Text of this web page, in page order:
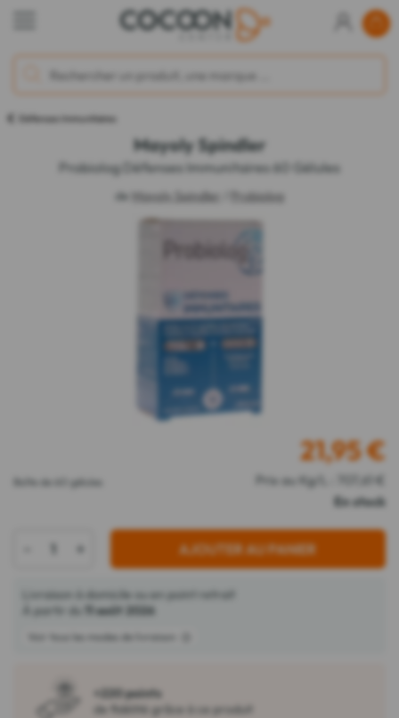
Défenses Immunitaires
Mayoly Spindler
Probiolog Défenses Immunitaires 60 Gélules
de Mayoly Spindler Probiolog
Boîte de 60 gélules
21,95€
Prix au Kg/L : 707,61 €
En stock
+ AJOUTER AU PANIER
Livraison à domicile ou en point retrait
À partir du
11 août 2026
Voir tous les modes de livraison
+220 points
de fidélité grâce à ce produit